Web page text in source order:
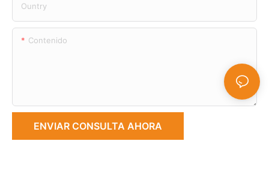
Ountry
Contenido
ENVIAR CONSULTA AHORA